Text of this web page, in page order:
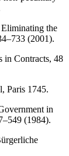
the
(2001).
in Contracts, 48
Paris 1745.
in
(1984).